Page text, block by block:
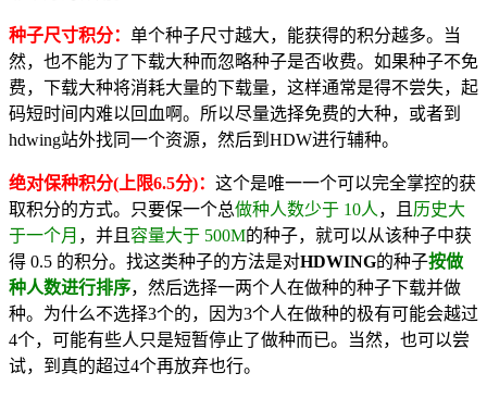
种子尺寸积分： 单个种子尺寸越大，能获得的积分越多。当
然，也不能为了下载大种而忽略种子是否收费。如果种子不免
费，下载大种将消耗大量的下载量，这样通常是得不尝失，起
码短时间内难以回血啊。所以尽量选择免费的大种，或者到
hdwing站外找同一个资源，然后到HDW进行辅种。
绝对保种积分(上限6.5分)： 这个是唯一一个可以完全掌控的获
取积分的方式。只要保一个总做种人数少于 10人 ，且 历史大
于一个月 ，并且 容量大于 500M的种子，就可以从该种子中获
得 0.5 的积分。找这类种子的方法是对HDWING的种子按做
种人数进行排序，然后选择一两个人在做种的种子下载并做
种。为什么不选择3个的，因为3个人在做种的极有可能会越过
4个，可能有些人只是短暂停止了做种而已。当然，也可以尝
试，到真的超过4个再放弃也行。